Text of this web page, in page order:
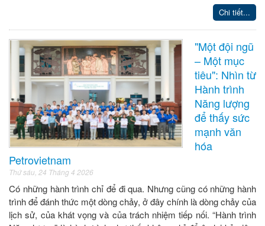
Chi tiết...
"Một đội ngũ
– Một mục
tiêu": Nhìn từ
Hành trình
Năng lượng
để thấy sức
mạnh văn
hóa
Petrovietnam
Thứ sáu, 24 Tháng 4 2026
Có những hành trình chỉ để đi qua. Nhưng cũng có những hành
trình để đánh thức một dòng chảy, ở đây chính là dòng chảy của
lịch sử, của khát vọng và của trách nhiệm tiếp nối. “Hành trình